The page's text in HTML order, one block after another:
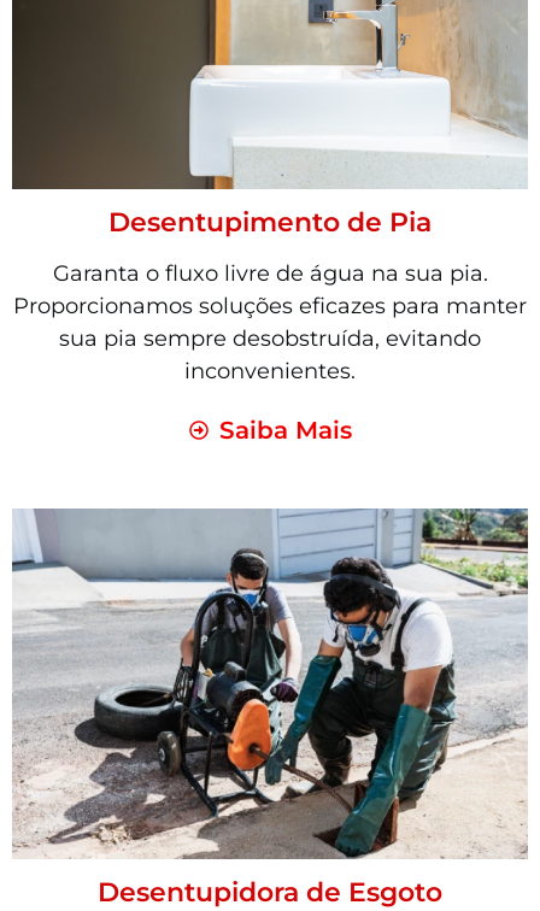
Desentupimento de Pia
Garanta o fluxo livre de água na sua pia.
Proporcionamos soluções eficazes para manter
sua pia sempre desobstruída, evitando
inconvenientes.
Saiba Mais
Desentupidora de Esgoto